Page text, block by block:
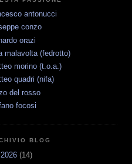
antonucci
conzo
orazi
malavolta (fedrotto)
morino (t.o.a.)
quadri (nifa)
del rosso
focosi
BLOG
2026 (14)